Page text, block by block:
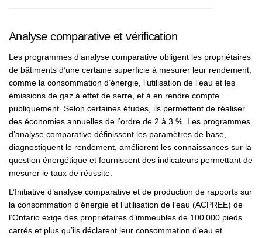
Analyse comparative et vérification
Les programmes d’analyse comparative obligent les propriétaires
de bâtiments d’une certaine superficie à mesurer leur rendement,
comme la consommation d’énergie, l’utilisation de l’eau et les
émissions de gaz à effet de serre, et à en rendre compte
publiquement. Selon certaines études, ils permettent de réaliser
des économies annuelles de l’ordre de 2 à 3 %. Les programmes
d’analyse comparative définissent les paramètres de base,
diagnostiquent le rendement, améliorent les connaissances sur la
question énergétique et fournissent des indicateurs permettant de
mesurer le taux de réussite.
L’Initiative d’analyse comparative et de production de rapports sur
la consommation d’énergie et l’utilisation de l’eau (ACPREE) de
l’Ontario exige des propriétaires d’immeubles de 100 000 pieds
carrés et plus qu’ils déclarent leur consommation d’eau et